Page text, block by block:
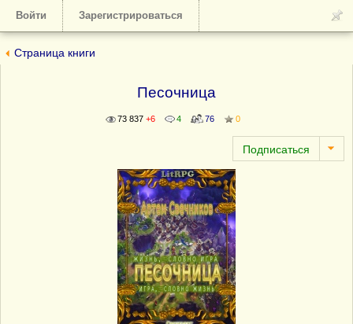
Войти Зарегистрироваться
Страница книги
Песочница
73 837 +6 4 76 0